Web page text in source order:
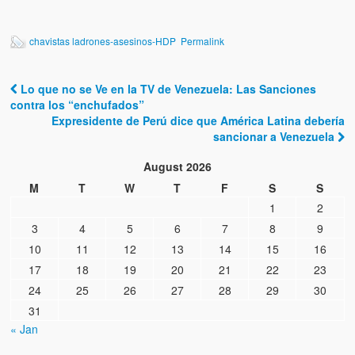
¡¡¡Miserable traidor, mira a tu pueblo!!! (Despicable traitor, look
your country!!!)
Versos
Videos
Chistes
chavistas ladrones-asesinos-HDP Permalink
Post navigation
Lo que no se Ve en la TV de Venezuela: Las Sanciones
contra los “enchufados”
Expresidente de Perú dice que América Latina debería
sancionar a Venezuela
August 2026
M
T W T F S
S
1
2
3
4 5 6 7 8
9
10
11 12 13 14 15
16
17
18 19 20 21 22
23
24
25 26 27 28 29
30
31
« Jan